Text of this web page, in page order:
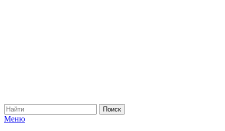
Меню